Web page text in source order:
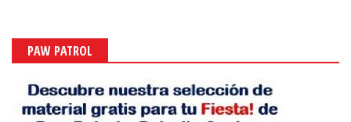
PAW PATROL